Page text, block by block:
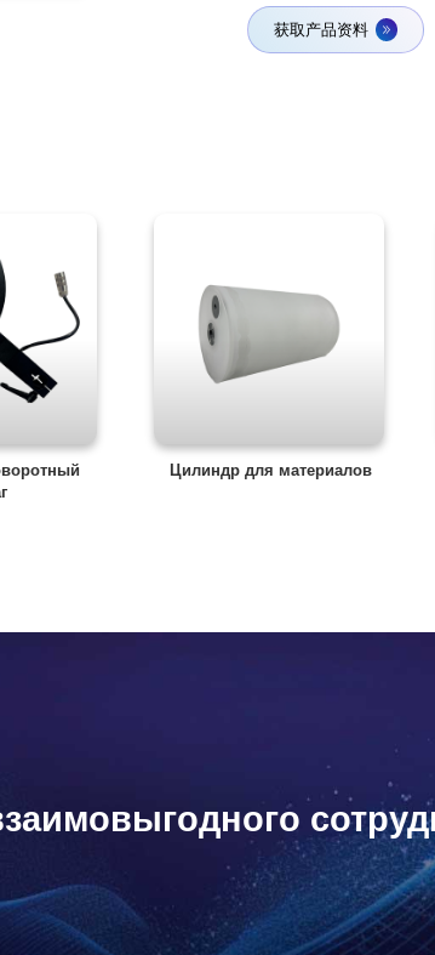
获取产品资料
Цилиндр для материалов